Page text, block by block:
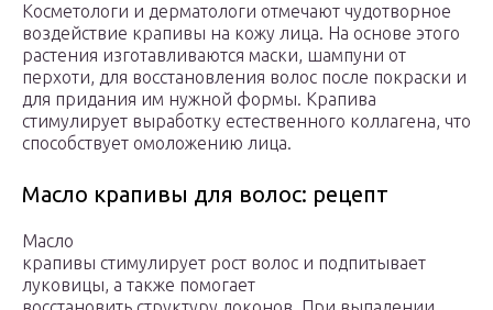
Косметологи и дерматологи отмечают чудотворное
воздействие крапивы на кожу лица. На основе этого
растения изготавливаются маски, шампуни от
перхоти, для восстановления волос после покраски и
для придания им нужной формы. Крапива
стимулирует выработку естественного коллагена, что
способствует омоложению лица.
Масло крапивы для волос: рецепт
Масло
крапивы стимулирует рост волос и подпитывает
луковицы, а также помогает